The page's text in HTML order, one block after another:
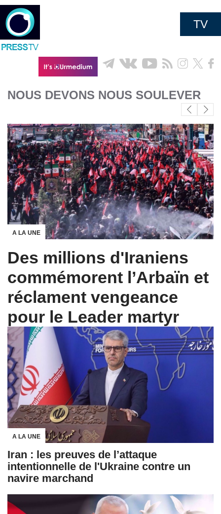
TV
NOUS DEVONS NOUS SOULEVER
A LA UNE
Des millions d'Iraniens
commémorent l’Arbaïn et
réclament vengeance
pour le Leader martyr
A LA UNE
Iran : les preuves de l’attaque
intentionnelle de l'Ukraine contre un
navire marchand